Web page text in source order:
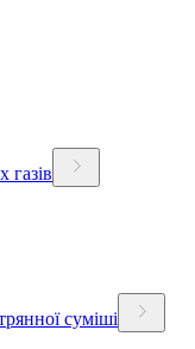
газів
суміші